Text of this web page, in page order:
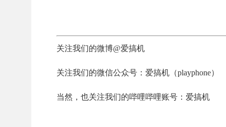
关注我们的微博@爱搞机
关注我们的微信公众号：爱搞机（playphone）
当然，也关注我们的哔哩哔哩账号：爱搞机